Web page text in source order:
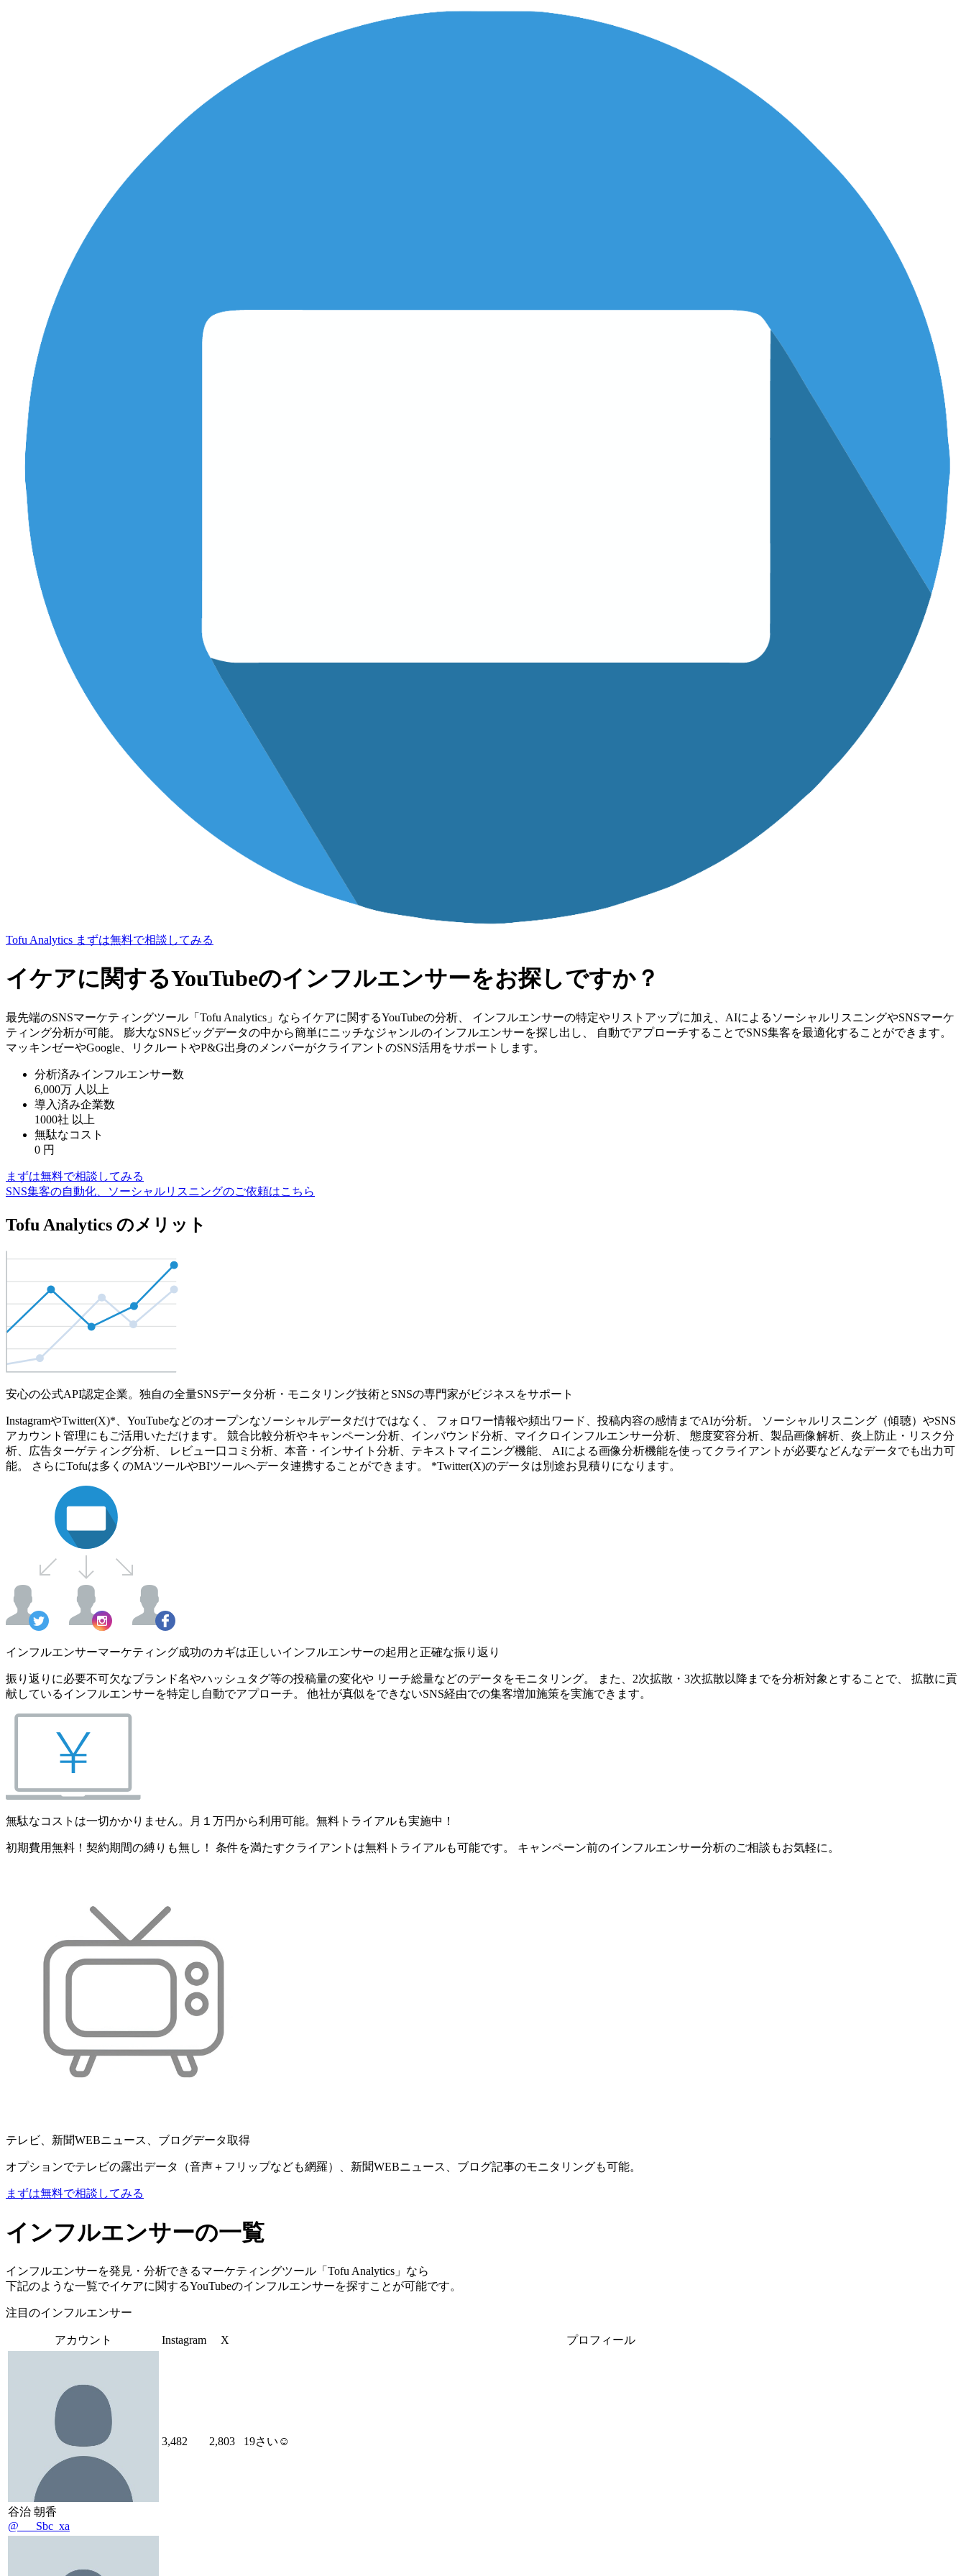
Tofu Analytics まずは無料で相談してみる
イケアに関するYouTubeのインフルエンサーをお探しですか？
最先端のSNSマーケティングツール「Tofu Analytics」ならイケアに関するYouTubeの分析、 インフルエンサーの特定やリストアップに加え、AIによるソーシャルリスニングやSNSマーケ
ティング分析が可能。 膨大なSNSビッグデータの中から簡単にニッチなジャンルのインフルエンサーを探し出し、 自動でアプローチすることでSNS集客を最適化することができます。
マッキンゼーやGoogle、リクルートやP&G出身のメンバーがクライアントのSNS活用をサポートします。
分析済みインフルエンサー数
6,000万 人以上
導入済み企業数
1000社 以上
無駄なコスト
0 円
まずは無料で相談してみる
SNS集客の自動化、ソーシャルリスニングのご依頼はこちら
Tofu Analytics のメリット
安心の公式API認定企業。独自の全量SNSデータ分析・モニタリング技術とSNSの専門家がビジネスをサポート
InstagramやTwitter(X)*、YouTubeなどのオープンなソーシャルデータだけではなく、 フォロワー情報や頻出ワード、投稿内容の感情までAIが分析。 ソーシャルリスニング（傾聴）やSNS
アカウント管理にもご活用いただけます。 競合比較分析やキャンペーン分析、インバウンド分析、マイクロインフルエンサー分析、 態度変容分析、製品画像解析、炎上防止・リスク分
析、広告ターゲティング分析、 レビュー口コミ分析、本音・インサイト分析、テキストマイニング機能、 AIによる画像分析機能を使ってクライアントが必要などんなデータでも出力可
能。 さらにTofuは多くのMAツールやBIツールへデータ連携することができます。 *Twitter(X)のデータは別途お見積りになります。
インフルエンサーマーケティング成功のカギは正しいインフルエンサーの起用と正確な振り返り
振り返りに必要不可欠なブランド名やハッシュタグ等の投稿量の変化や リーチ総量などのデータをモニタリング。 また、2次拡散・3次拡散以降までを分析対象とすることで、 拡散に貢
献しているインフルエンサーを特定し自動でアプローチ。 他社が真似をできないSNS経由での集客増加施策を実施できます。
無駄なコストは一切かかりません。月１万円から利用可能。無料トライアルも実施中！
初期費用無料！契約期間の縛りも無し！ 条件を満たすクライアントは無料トライアルも可能です。 キャンペーン前のインフルエンサー分析のご相談もお気軽に。
テレビ、新聞WEBニュース、ブログデータ取得
オプションでテレビの露出データ（音声＋フリップなども網羅）、新聞WEBニュース、ブログ記事のモニタリングも可能。
まずは無料で相談してみる
インフルエンサーの一覧
インフルエンサーを発見・分析できるマーケティングツール「Tofu Analytics」なら
下記のような一覧でイケアに関するYouTubeのインフルエンサーを探すことが可能です。
注目のインフルエンサー
アカウント Instagram X プロフィール
谷治 朝香
@___Sbc_xa
3,482 2,803 19さい☺︎